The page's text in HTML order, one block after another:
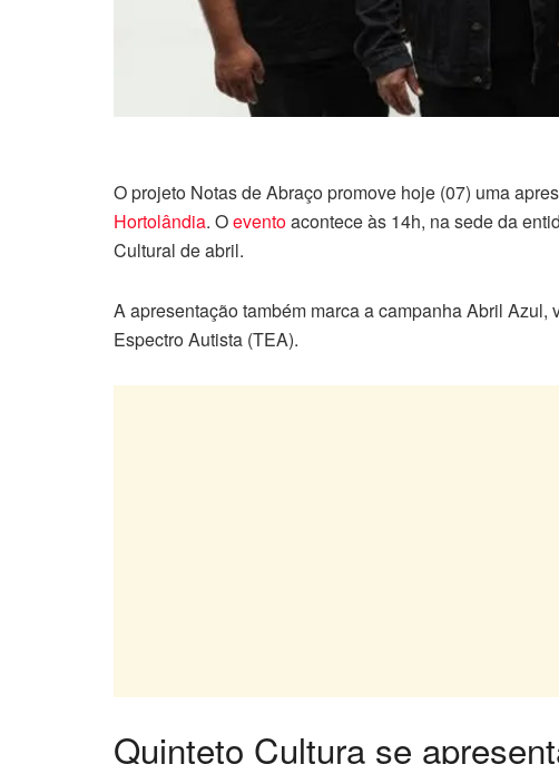
O projeto Notas de Abraço promove hoje (07) uma
Hortolândia. Oeventoacontece às 14h, na sede da
Cultural de abril.
A apresentação também marca a campanha Abril
Espectro Autista (TEA).
Quinteto Cultura se